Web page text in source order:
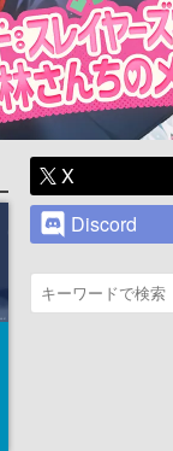
X
Discord